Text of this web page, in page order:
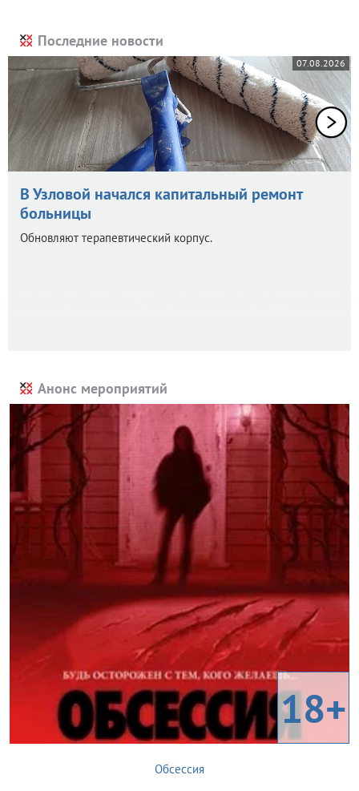
Последние новости
07.08.2026
В Узловой начался капитальный ремонт
больницы
Обновляют терапевтический корпус.
Анонс мероприятий
18+
Обсессия